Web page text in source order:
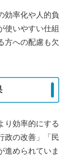
効率化や人的負
使いやすい仕組
方への配慮も欠
り効率的にする
政の改善」「民
進められていま